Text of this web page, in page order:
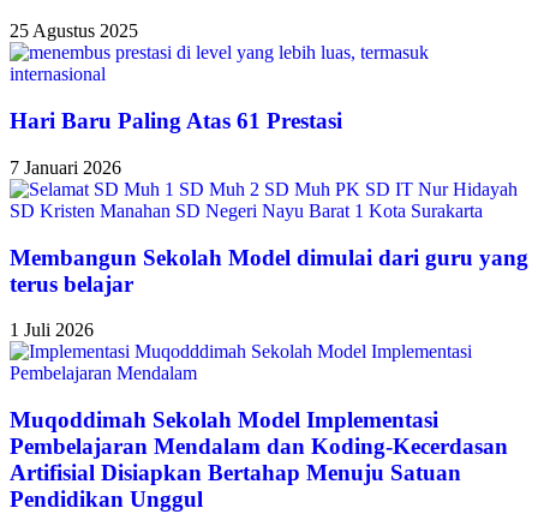
25 Agustus 2025
Hari Baru Paling Atas 61 Prestasi
7 Januari 2026
Membangun Sekolah Model dimulai dari guru yang
terus belajar
1 Juli 2026
Muqoddimah Sekolah Model Implementasi
Pembelajaran Mendalam dan Koding-Kecerdasan
Artifisial Disiapkan Bertahap Menuju Satuan
Pendidikan Unggul